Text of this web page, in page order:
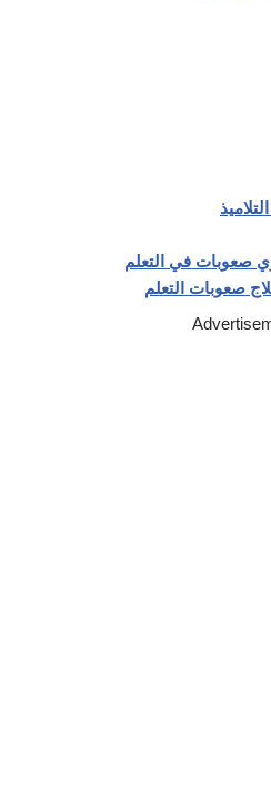
صعوبات في التعلم
صعوبات التعلم